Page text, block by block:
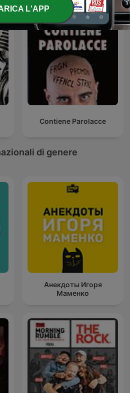
Contiene Parolacce
di genere
Анекдоты Игоря
Маменко
L'APP